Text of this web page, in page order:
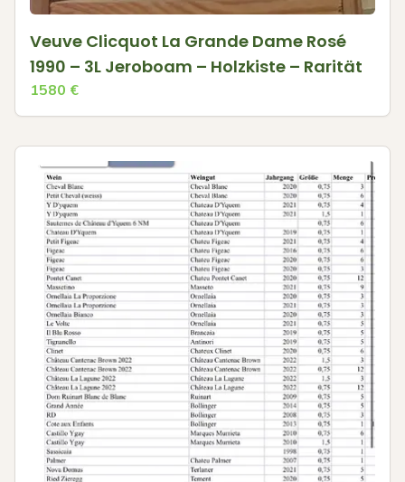
Veuve Clicquot La Grande Dame Rosé
1990 – 3L Jeroboam – Holzkiste – Rarität
1580 €